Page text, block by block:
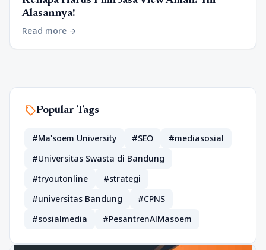
Alasannya!
Read more arrow_forward
sellPopular Tags
#Ma'soem University #SEO
#mediasosial
#Universitas Swasta di Bandung
#tryoutonline
#strategi
#universitas Bandung
#CPNS
#sosialmedia
#PesantrenAlMasoem